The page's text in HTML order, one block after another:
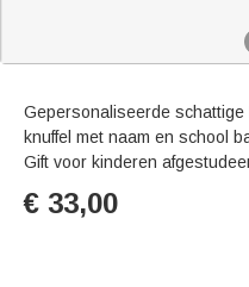
Gepersonaliseerde
knuffel met naam en school
Gift voor kinderen
€ 33,00